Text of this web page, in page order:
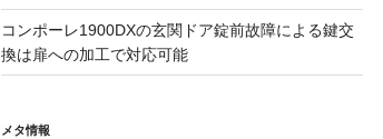
コンポーレ1900DXの玄関ドア錠前故障による鍵交
換は扉への加工で対応可能
メタ情報